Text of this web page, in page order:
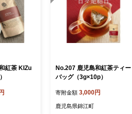
KIZu
No.207 鹿児島和紅茶ティー
バッグ（3g×10p）
寄附金額 3,000円
鹿児島県錦江町